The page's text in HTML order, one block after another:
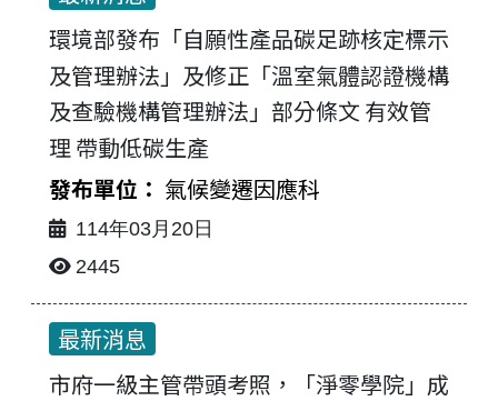
最新消息-列表
環境部發布「自願性產品碳足跡核定標示
及管理辦法」及修正「溫室氣體認證機構
及查驗機構管理辦法」部分條文 有效管
理 帶動低碳生產
氣候變遷因應科
114年03月20日
2445
最新消息
市府一級主管帶頭考照，「淨零學院」成